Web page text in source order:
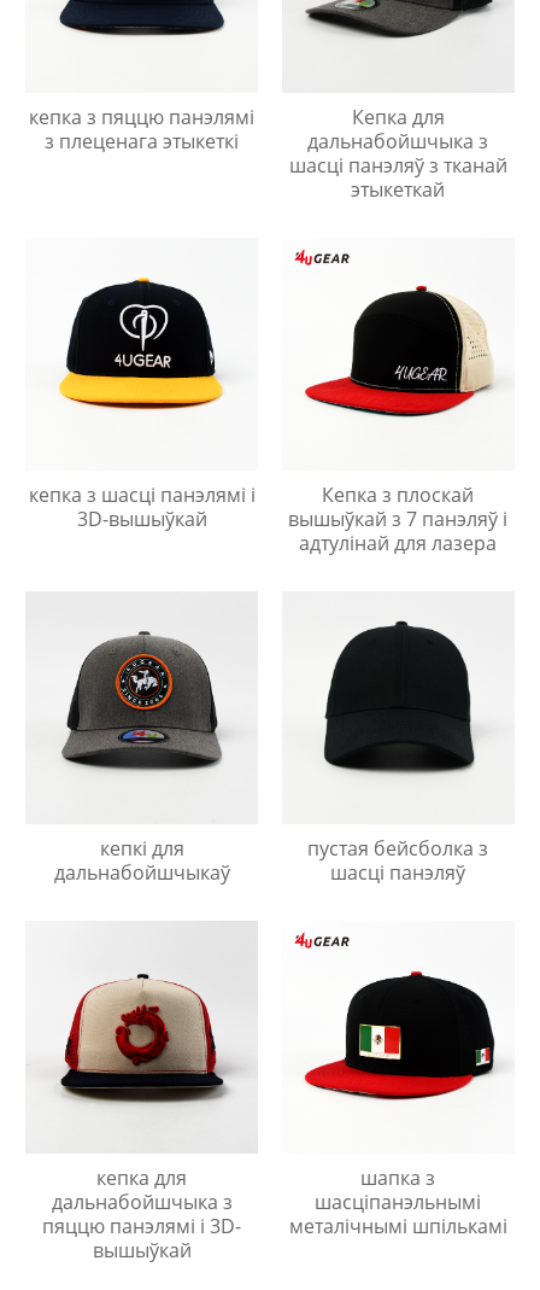
кепка з пяццю панэлямі
з плеценага этыкеткі
Кепка для
дальнабойшчыка з
шасці панэляў з тканай
этыкеткай
кепка з шасці панэлямі і
3D-вышыўкай
Кепка з плоскай
вышыўкай з 7 панэляў і
адтулінай для лазера
кепкі для
дальнабойшчыкаў
пустая бейсболка з
шасці панэляў
кепка для
дальнабойшчыка з
пяццю панэлямі і 3D-
вышыўкай
шапка з
шасціпанэльнымі
металічнымі шпількамі